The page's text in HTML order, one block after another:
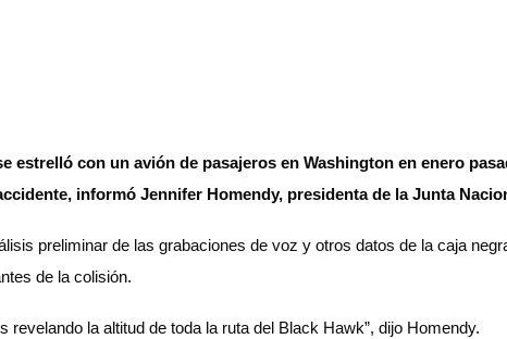
con un avión de pasajeros en Washington en enero
informó Jennifer Homendy, presidenta de la Junta
preliminar de las grabaciones de voz y otros datos de la caja
de la colisión.
la altitud de toda la ruta del Black Hawk”, dijo Homendy.